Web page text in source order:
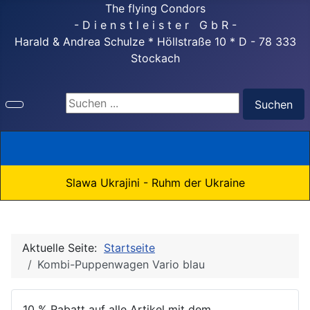
The flying Condors
- D i e n s t l e i s t e r G b R -
Harald & Andrea Schulze * Höllstraße 10 * D - 78 333
Stockach
Suchen ...
Suchen
Slawa Ukrajini - Ruhm der Ukraine
Aktuelle Seite: Startseite
Kombi-Puppenwagen Vario blau